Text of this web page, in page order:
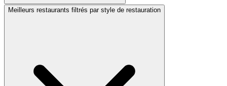
Meilleurs restaurants filtrés par style de restauration